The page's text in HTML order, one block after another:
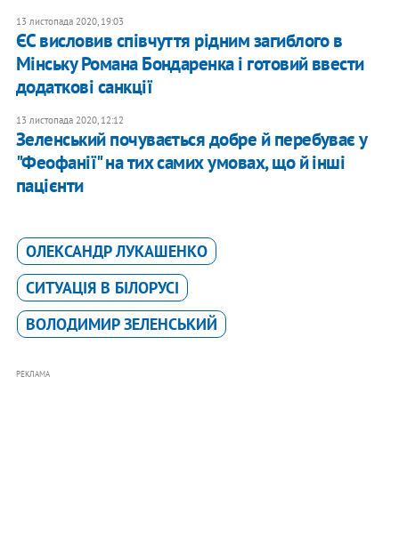
13 листопада 2020, 19:03
ЄС висловив співчуття рідним загиблого в
Мінську Романа Бондаренка і готовий ввести
додаткові санкції
13 листопада 2020, 12:12
Зеленський почувається добре й перебуває у
"Феофанії" на тих самих умовах, що й інші
пацієнти
ОЛЕКСАНДР ЛУКАШЕНКО
СИТУАЦІЯ В БІЛОРУСІ
ВОЛОДИМИР ЗЕЛЕНСЬКИЙ
РЕКЛАМА